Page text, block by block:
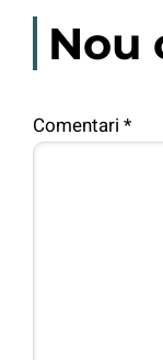
Nou
Comentari *